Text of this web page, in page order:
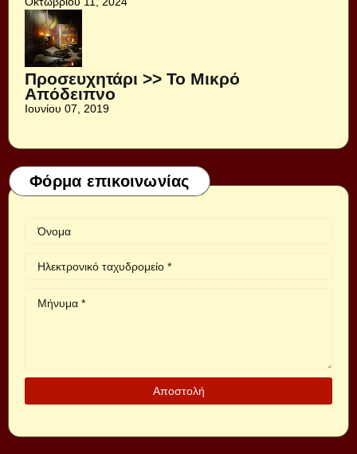
Προσευχητάρι >> Το Μικρό
Απόδειπνο
Ιουνίου 07, 2019
Φόρμα επικοινωνίας